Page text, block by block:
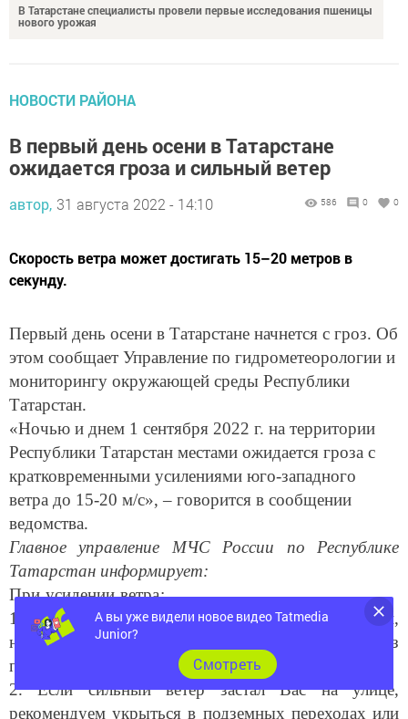
нового урожая
ожидается гроза и сильный ветер
31 августа 2022 - 14:10 586
секунду.
этом сообщает Управление по гидрометеорологии и
мониторингу окружающей среды Республики
Татарстан.
«Ночью и днем 1 сентября 2022 г. на территории
Республики Татарстан местами ожидается гроза с
кратковременными усилениями юго-западного
ветра до 15-20 м/с», – говорится в сообщении
ведомства.
Главное управление МЧС России по Республике
Татарстан информирует:
При усилении ветра:
1. Рекомендуем ограничить выход из зданий,
находиться в помещениях. Важно не оставлять без
присмотра детей.
2. Если сильный ветер застал Вас на улице,
рекомендуем укрыться в подземных переходах или
А вы уже видели новое видео Tatmedia
Junior?
Cмотреть